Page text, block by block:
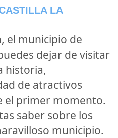
LA
el municipio de
dejar de visitar
historia,
de atractivos
el primer momento.
saber sobre los
municipio.